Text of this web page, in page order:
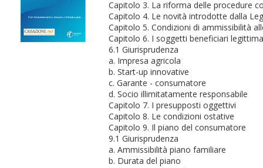
Capitolo 3. La riforma delle procedure
Capitolo 4. Le novità introdotte dalla
Capitolo 5. Condizioni di ammissibilità
Capitolo 6. I soggetti beneficiari
6.1 Giurisprudenza
a. Impresa agricola
b. Start-up innovative
c. Garante - consumatore
d. Socio illimitatamente responsabile
Capitolo 7. I presupposti oggettivi
Capitolo 8. Le condizioni ostative
Capitolo 9. Il piano del consumatore
9.1 Giurisprudenza
a. Ammissibilità piano familiare
b. Durata del piano